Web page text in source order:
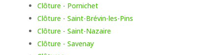
Clôture - Pornichet
Clôture - Saint-Brévin-les-Pins
Clôture - Saint-Nazaire
Clôture - Savenay